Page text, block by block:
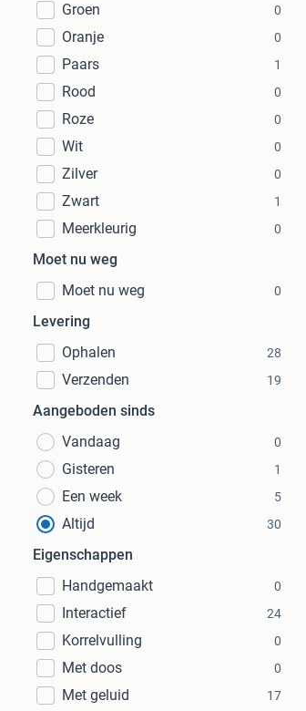
Groen 0
Oranje 0
Paars 1
Rood 0
Roze 0
Wit 0
Zilver 0
Zwart 1
Meerkleurig 0
Moet nu weg
Moet nu weg
0
Levering
Ophalen
28
Verzenden 19
Aangeboden sinds
Vandaag
0
Gisteren 1
Een week 5
Altijd 30
Eigenschappen
Handgemaakt
0
Interactief 24
Korrelvulling 0
Met doos 0
Met geluid 17